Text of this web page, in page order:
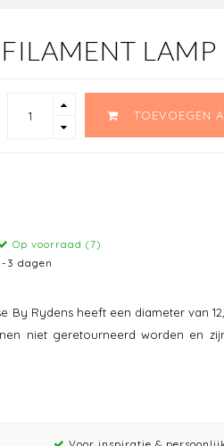
TOEVOEGEN
Op voorraad (7)
3 dagen
By Rydens heeft een diameter van
niet geretourneerd worden en